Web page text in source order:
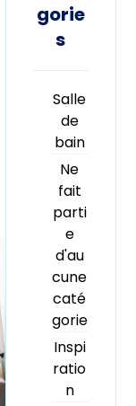
gorie
s
Salle
de
bain
Ne
fait
parti
e
d'au
cune
caté
gorie
Inspi
ratio
n